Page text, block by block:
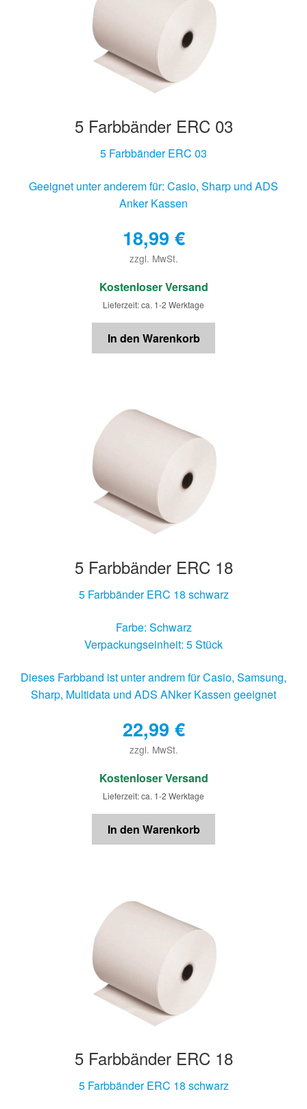
5 Farbbänder ERC 03
5 Farbbänder ERC 03
Geeignet unter anderem für: Casio, Sharp und ADS
Anker Kassen
18,99 €
zzgl. MwSt.
€
Kostenloser Versand
Lieferzeit: ca. 1-2 Werktage
In den Warenkorb
5 Farbbänder ERC 18
5 Farbbänder ERC 18 schwarz
Farbe: Schwarz
Verpackungseinheit: 5 Stück
Dieses Farbband ist unter andrem für Casio, Samsung,
Sharp, Multidata und ADS ANker Kassen geeignet
22,99 €
zzgl. MwSt.
€
Kostenloser Versand
Lieferzeit: ca. 1-2 Werktage
In den Warenkorb
5 Farbbänder ERC 18
5 Farbbänder ERC 18 schwarz